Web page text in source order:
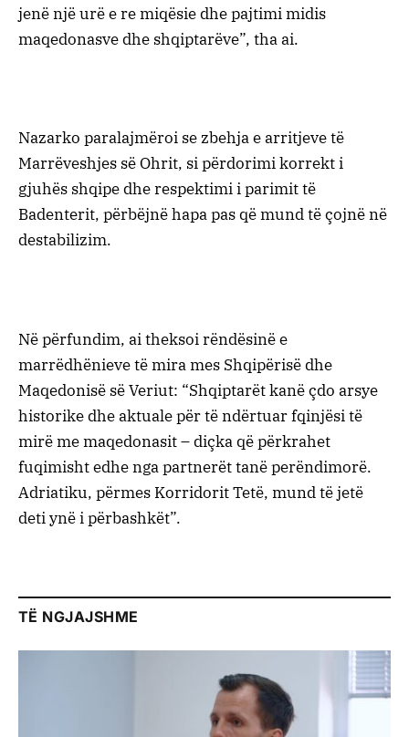
jenë një urë e re miqësie dhe pajtimi midis
maqedonasve dhe shqiptarëve”, tha ai.
Nazarko paralajmëroi se zbehja e arritjeve të
Marrëveshjes së Ohrit, si përdorimi korrekt i
gjuhës shqipe dhe respektimi i parimit të
Badenterit, përbëjnë hapa pas që mund të çojnë në
destabilizim.
Në përfundim, ai theksoi rëndësinë e
marrëdhënieve të mira mes Shqipërisë dhe
Maqedonisë së Veriut: “Shqiptarët kanë çdo arsye
historike dhe aktuale për të ndërtuar fqinjësi të
mirë me maqedonasit – diçka që përkrahet
fuqimisht edhe nga partnerët tanë perëndimorë.
Adriatiku, përmes Korridorit Tetë, mund të jetë
deti ynë i përbashkët”.
TË NGJAJSHME